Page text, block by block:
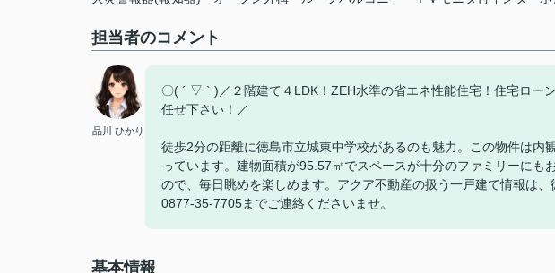
担当者のコメント
品川 ひかり
〇( ´ ▽ ` )／２階建て４LDK！ZEH水準の省エネ性能住宅！住宅ロー
任せ下さい！／
徒歩2分の距離に徳島市立城東中学校があるのも魅力。この物件は内
っています。建物面積が95.57㎡でスペースが十分のファミリーにも
ので、毎日眺めを楽しめます。アクア不動産の扱う一戸建て情報は
0877-35-7705までご連絡くださいませ。
基本情報